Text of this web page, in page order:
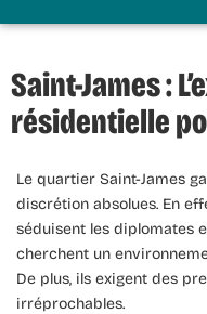
Saint-James :
résidentielle
Le quartier Saint-James
discrétion absolues. En
séduisent les diplomates
cherchent un
De plus, ils exigent des
irréprochables.